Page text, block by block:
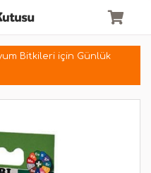
Bitkileri için Günlük